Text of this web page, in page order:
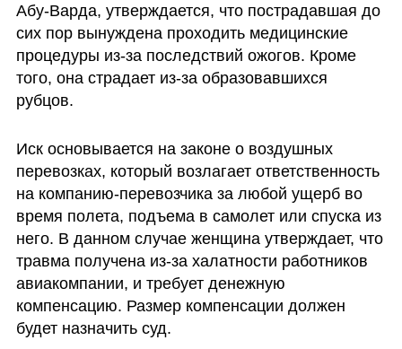
Абу-Варда, утверждается, что пострадавшая до
сих пор вынуждена проходить медицинские
процедуры из-за последствий ожогов. Кроме
того, она страдает из-за образовавшихся
рубцов.
Иск основывается на законе о воздушных
перевозках, который возлагает ответственность
на компанию-перевозчика за любой ущерб во
время полета, подъема в самолет или спуска из
него. В данном случае женщина утверждает, что
травма получена из-за халатности работников
авиакомпании, и требует денежную
компенсацию. Размер компенсации должен
будет назначить суд.